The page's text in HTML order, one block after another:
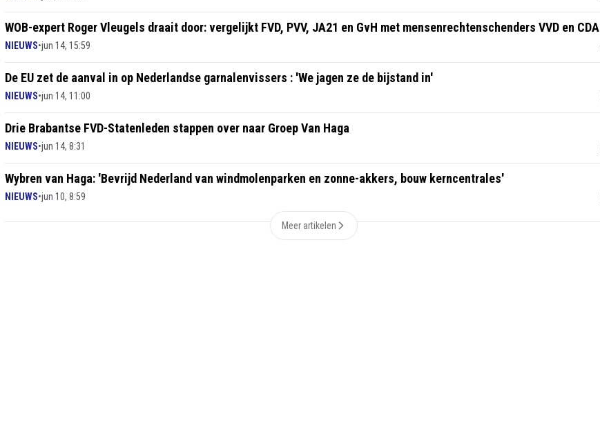
WOB-expert Roger Vleugels draait door: vergelijkt FVD, PVV, JA21 en GvH met mensenrechtenschenders VVD en CDA
NIEUWS•jun 14, 15:59
De EU zet de aanval in op Nederlandse garnalenvissers : 'We jagen ze de bijstand in'
NIEUWS•jun 14, 11:00
Drie Brabantse FVD-Statenleden stappen over naar Groep Van Haga
NIEUWS•jun 14, 8:31
Wybren van Haga: 'Bevrijd Nederland van windmolenparken en zonne-akkers, bouw kerncentrales'
NIEUWS•jun 10, 8:59
Meer artikelen